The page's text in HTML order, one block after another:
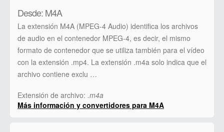
Desde: M4A
La extensión M4A (MPEG-4 Audio) identifica los archivos
de audio en el contenedor MPEG-4, es decir, el mismo
formato de contenedor que se utiliza también para el vídeo
con la extensión .mp4. La extensión .m4a solo indica que el
archivo contiene exclu …
Extensión de archivo: .m4a
Más información y convertidores para M4A